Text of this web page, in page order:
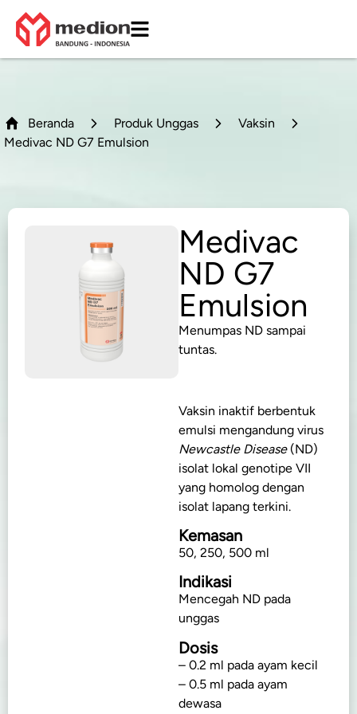
Beranda Produk Unggas
Vaksin
Medivac ND G7 Emulsion
Medivac
ND G7
Emulsion
Menumpas ND sampai
tuntas.
Vaksin inaktif berbentuk
emulsi mengandung virus
Newcastle Disease(ND)
isolat lokal genotipe VII
yang homolog dengan
isolat lapang terkini.
Kemasan
50, 250, 500 ml
Indikasi
Mencegah ND pada
unggas
Dosis
– 0.2 ml pada ayam kecil
– 0.5 ml pada ayam
dewasa